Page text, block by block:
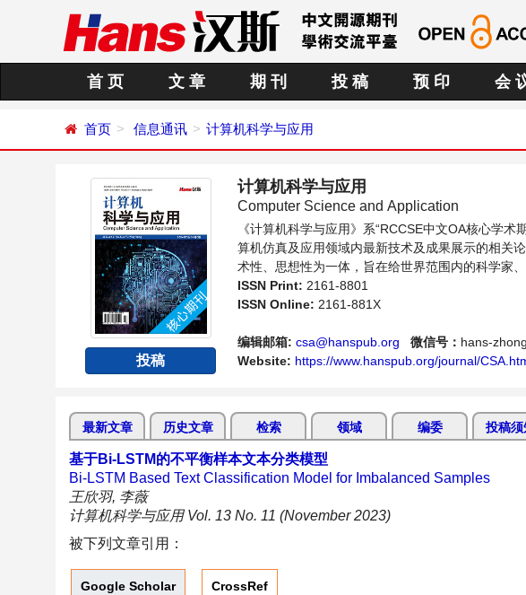
首 页 文 章 期 刊 投 稿 预 印 会
首页 信息通讯 计算机科学与应用
投稿
计算机科学与应用
Computer Science and Application
《计算机科学与应用》系“RCCSE中文OA核心学
算机仿真及应用领域内最新技术及成果展示的相关
术性、思想性为一体，旨在给世界范围内的科学家
同方向问题与发展的交流平台。
ISSN Print: 2161-8801
ISSN Online: 2161-881X
编辑邮箱: csa@hanspub.org 微信号： hans-zhong
Website: https://www.hanspub.org/journal/
最新文章 历史文章 检索 领域 编委 投稿须
基于Bi-LSTM的不平衡样本文本分类模型
Bi-LSTM Based Text Classification Model for Imbalanced Samples
王欣羽, 李薇
计算机科学与应用 Vol. 13 No. 11 (November 2023)
被下列文章引用：
Google Scholar CrossRef